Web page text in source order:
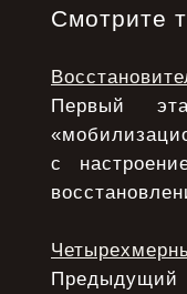
Смотрите
Первый
с
Предыдущий